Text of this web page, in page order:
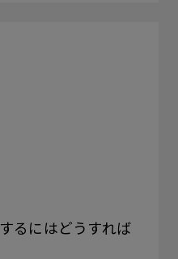
るにはどうすれば